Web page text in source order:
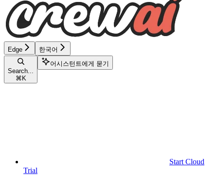
Edge 한국어
Search...
⌘ K
어시스턴트에게 묻기
Start Cloud
Trial